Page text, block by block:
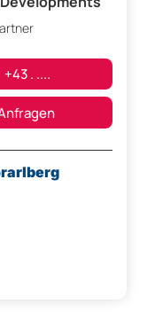
+43 . ....